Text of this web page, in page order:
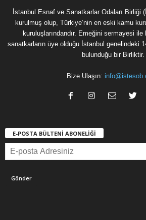
İstanbul Esnaf ve Sanatkarlar Odaları Birliği
kurulmuş olup, Türkiye’nin en eski kamu
kuruluşlarındandır. Emeğini sermayesi
sanatkarların üye olduğu İstanbul genelindeki
bulunduğu bir Birliktir.
Bize Ulaşın:
E-POSTA BÜLTENİ ABONELİĞİ